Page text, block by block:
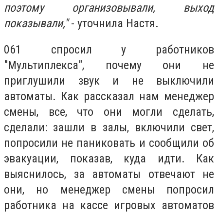
поэтому организовывали, выход
показывали,"- уточнила Настя.
061 спросил у работников
"Мультиплекса", почему они не
приглушили звук и не выключили
автоматы. Как рассказал нам менеджер
смены, все, что они могли сделать,
сделали: зашли в залы, включили свет,
попросили не паниковать и сообщили об
эвакуации, показав, куда идти. Как
выяснилось, за автоматы отвечают не
они, но менеджер смены попросил
работника на кассе игровых автоматов